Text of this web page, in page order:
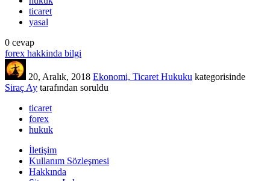
ticaret
yasal
0 cevap
forex hakkinda bilgi
20, Aralık, 2018 Ekonomi, Ticaret Hukuku kategorisinde
Siraç Ay tarafından soruldu
ticaret
forex
hukuk
İletişim
Kullanım Sözleşmesi
Hakkında